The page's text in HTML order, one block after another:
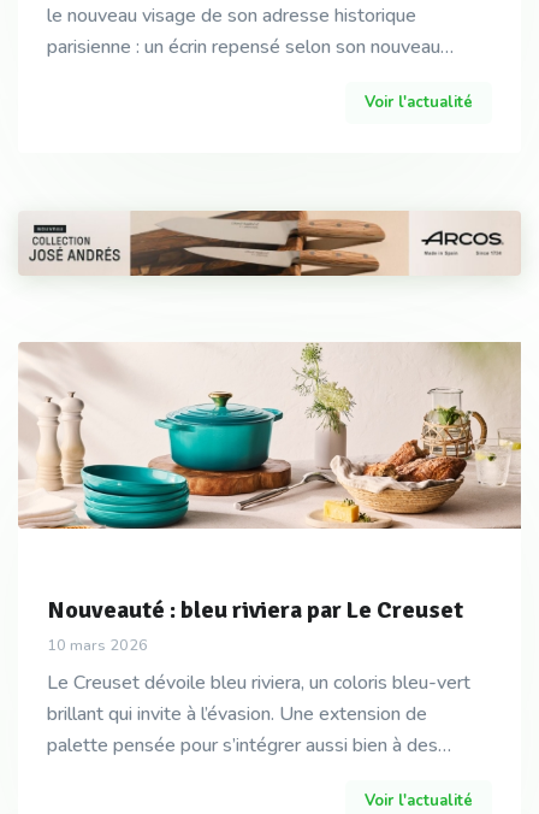
le nouveau visage de son adresse historique
parisienne : un écrin repensé selon son nouveau
Voir l'actualité
Nouveauté : bleu riviera par Le Creuset
10 mars 2026
Le Creuset dévoile bleu riviera, un coloris bleu-vert
brillant qui invite à l’évasion. Une extension de
palette pensée pour s’intégrer aussi bien à des
Voir l'actualité